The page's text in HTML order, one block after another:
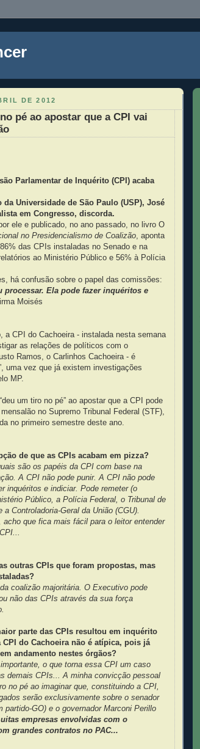
DE 2012
pé ao apostar que a CPI vai
Parlamentar de Inquérito (CPI) acaba
Universidade de São Paulo (USP), José
em Congresso, discorda.
ele e publicado, no ano passado, no livro O
no Presidencialismo de Coalizão , aponta
das CPIs instaladas no Senado e na
ao Ministério Público e 56% à Polícia
há confusão sobre o papel das comissões:
processar. Ela pode fazer inquéritos e
Moisés
a CPI do Cachoeira - instalada nesta semana
as relações de políticos com o
Ramos, o Carlinhos Cachoeira - é
uma vez que já existem investigações
MP.
um tiro no pé” ao apostar que a CPI pode
no Supremo Tribunal Federal (STF),
no primeiro semestre deste ano.
de que as CPIs acabam em pizza?
são os papéis da CPI com base na
A CPI não pode punir. A CPI não pode
inquéritos e indiciar. Pode remeter (o
Público, a Polícia Federal, o Tribunal de
Controladoria-Geral da União (CGU).
acho que fica mais fácil para o leitor entender
outras CPIs que foram propostas, mas
coalizão majoritária. O Executivo pode
não das CPIs através da sua força
parte das CPIs resultou em inquérito
CPI do Cachoeira não é atípica, pois já
andamento nestes órgãos?
o que torna essa CPI um caso
demais CPIs... A minha convicção pessoal
no pé ao imaginar que, constituindo a CPI,
serão exclusivamente sobre o senador
partido-GO) e o governador Marconi Perillo
empresas envolvidas com o
grandes contratos no PAC...